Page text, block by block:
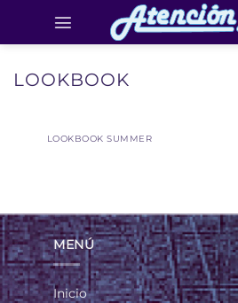
contenido
LOOKBOOK
LOOKBOOK SUMMER
MENÚ
Inicio